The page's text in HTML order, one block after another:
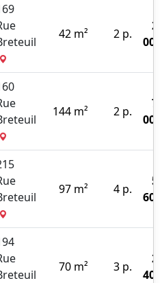
42 m² 2 p.
144 m² 2 p.
97 m² 4 p.
70 m² 3 p.